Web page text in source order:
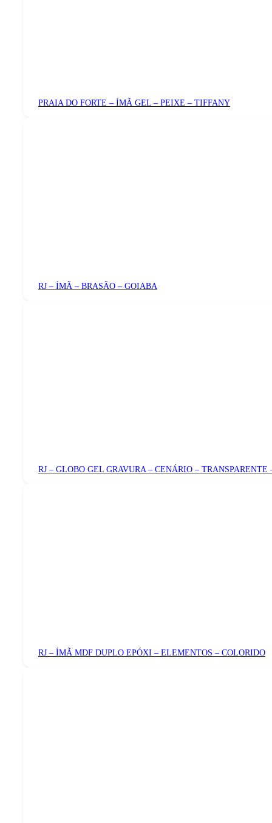
PRAIA DO FORTE – ÍMÃ GEL – PEIXE – TIFFANY
RJ – ÍMÃ – BRASÃO – GOIABA
RJ – GLOBO GEL GRAVURA – CENÁRIO – TRANSPARENTE
RJ – ÍMÃ MDF DUPLO EPÓXI – ELEMENTOS – COLORIDO